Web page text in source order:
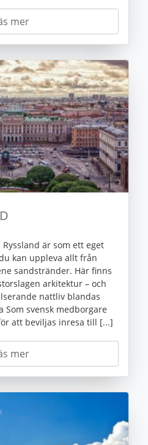
mer
är som ett eget
kan uppleva allt från
sandstränder. Här finns
arkitektur – och
nattliv blandas
Som svensk medborgare
att beviljas inresa till [...]
mer